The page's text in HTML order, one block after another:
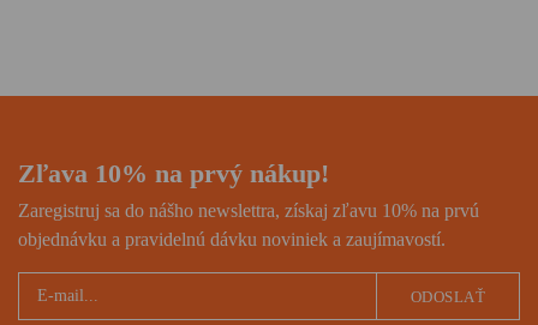
Zľava 10% na prvý nákup!
Zaregistruj sa do nášho newslettra, získaj zľavu 10% na prvú
objednávku a pravidelnú dávku noviniek a zaujímavostí.
ODOSLAŤ